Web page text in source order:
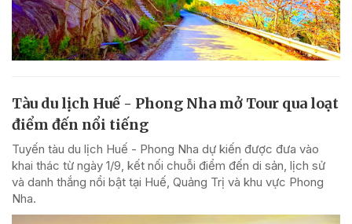
Tàu du lịch Huế - Phong Nha mở Tour qua loạt
điểm đến nổi tiếng
Tuyến tàu du lịch Huế - Phong Nha dự kiến được đưa vào
khai thác từ ngày 1/9, kết nối chuỗi điểm đến di sản, lịch sử
và danh thắng nổi bật tại Huế, Quảng Trị và khu vực Phong
Nha.